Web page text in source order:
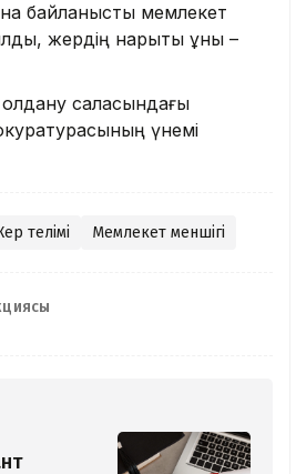
байланысты мемлекет
жердің нарықтық құны –
саласындағы
үнемі
телімі Мемлекет меншігі